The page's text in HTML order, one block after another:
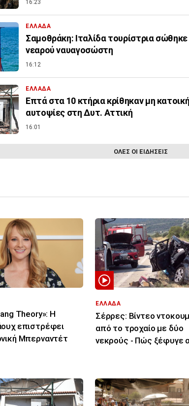
16:23
ΕΛΛΑΔΑ
Σαμοθράκη: Ιταλίδα τουρίστρια
νεαρού ναυαγοσώστη
16:12
ΕΛΛΑΔΑ
Επτά στα 10 κτήρια κρίθηκαν μη
αυτοψίες στη Δυτ. Αττική
16:01
ΟΛΕΣ ΟΙ ΕΙΔΗΣΕΙΣ
Theory»: Η
επιστρέφει
Μπερναντέτ
ΕΛΛΑΔΑ
Σέρρες: Βίντεο
από το τροχαίο με δύο
νεκρούς - Πώς ξέφυγε